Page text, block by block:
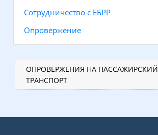
Сотрудничество с ЕБРР
Опровержение
ОПРОВЕРЖЕНИЯ НА ПАССАЖИРСКИЙ
ТРАНСПОРТ